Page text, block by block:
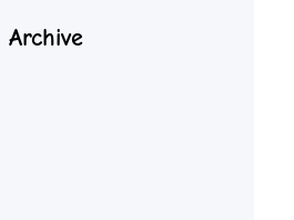
Archive